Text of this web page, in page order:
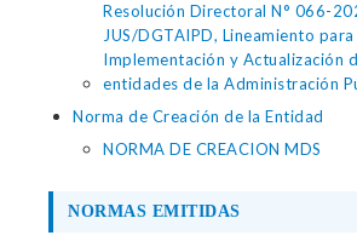
Resolución Directoral N° 066-
JUS/DGTAIPD, Lineamiento para
Implementación y Actualización
entidades de la Administración
Norma de Creación de la Entidad
NORMA DE CREACION MDS
NORMAS EMITIDAS